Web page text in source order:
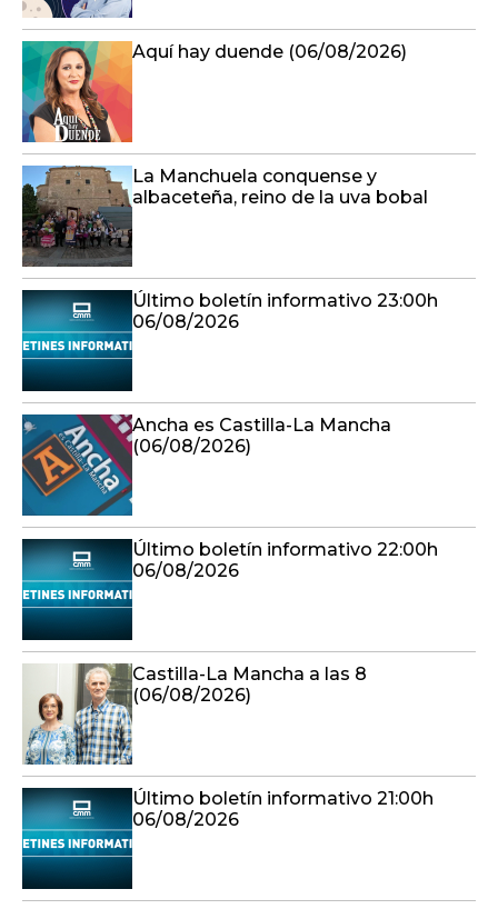
Aquí hay duende (06/08/2026)
La Manchuela conquense y
albaceteña, reino de la uva bobal
Último boletín informativo 23:00h
06/08/2026
Ancha es Castilla-La Mancha
(06/08/2026)
Último boletín informativo 22:00h
06/08/2026
Castilla-La Mancha a las 8
(06/08/2026)
Último boletín informativo 21:00h
06/08/2026